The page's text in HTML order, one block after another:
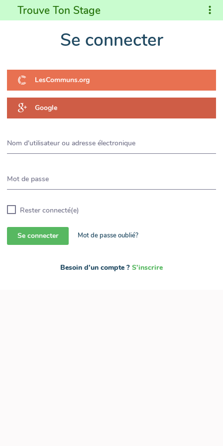
Trouve Ton Stage
Se connecter
LesCommuns.org
Google
Nom d'utilisateur ou adresse électronique
Mot de passe
Rester connecté(e)
Se connecter Mot de passe oublié?
Besoin d'un compte ? S'inscrire